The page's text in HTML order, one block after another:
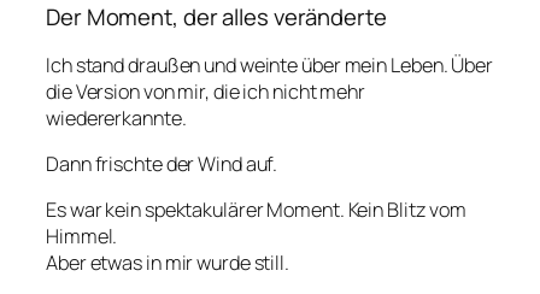
Der Moment, der alles veränderte
Ich stand draußen und weinte über mein Leben. Über
die Version von mir, die ich nicht mehr
wiedererkannte.
Dann frischte der Wind auf.
Es war kein spektakulärer Moment. Kein Blitz vom
Himmel.
Aber etwas in mir wurde still.